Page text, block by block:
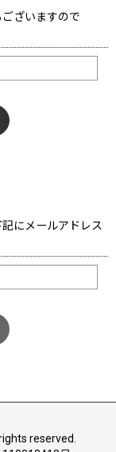
ざいますので
にメールアドレス
reserved.